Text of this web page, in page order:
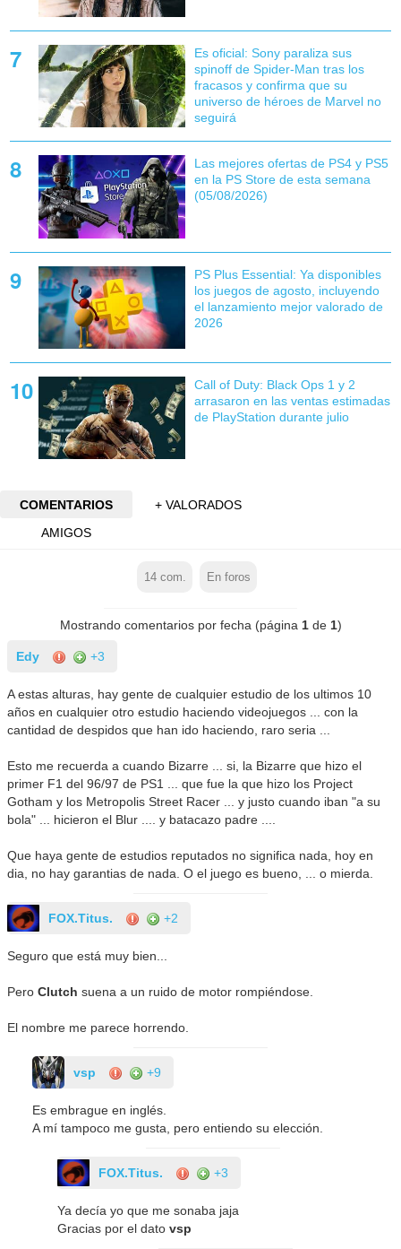
Es oficial: Sony paraliza sus
spinoff de Spider-Man tras los
fracasos y confirma que su
universo de héroes de Marvel no
seguirá
Las mejores ofertas de PS4 y PS5
en la PS Store de esta semana
(05/08/2026)
PS Plus Essential: Ya disponibles
los juegos de agosto, incluyendo
el lanzamiento mejor valorado de
2026
Call of Duty: Black Ops 1 y 2
arrasaron en las ventas estimadas
de PlayStation durante julio
COMENTARIOS
+ VALORADOS
AMIGOS
14com. En foros
Mostrando comentarios por fecha (página 1de 1)
Edy +3
A estas alturas, hay gente de cualquier estudio de los ultimos 10
años en cualquier otro estudio haciendo videojuegos ... con la
cantidad de despidos que han ido haciendo, raro seria ...
Esto me recuerda a cuando Bizarre ... si, la Bizarre que hizo el
primer F1 del 96/97 de PS1 ... que fue la que hizo los Project
Gotham y los Metropolis Street Racer ... y justo cuando iban "a su
bola" ... hicieron el Blur .... y batacazo padre ....
Que haya gente de estudios reputados no significa nada, hoy en
dia, no hay garantias de nada. O el juego es bueno, ... o mierda.
FOX.Titus. +2
Seguro que está muy bien...
PeroClutch suena a un ruido de motor rompiéndose.
El nombre me parece horrendo.
vsp +9
Es embrague en inglés.
A mí tampoco me gusta, pero entiendo su elección.
FOX.Titus. +3
Ya decía yo que me sonaba jaja
Gracias por el datovsp